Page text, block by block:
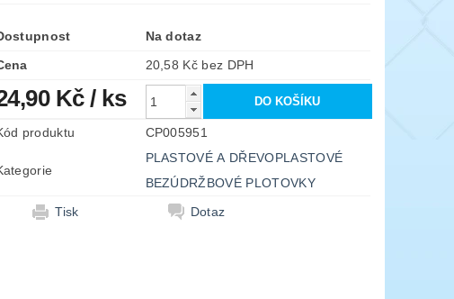
Na dotaz
20,58 Kč bez DPH
Kč/ ks
produktu CP005951
PLASTOVÉ A DŘEVOPLASTOVÉ
BEZÚDRŽBOVÉ PLOTOVKY
Tisk
Dotaz